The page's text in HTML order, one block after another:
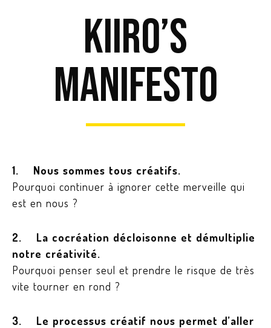
KIIRO’S
MANIFESTO
1. Nous sommes tous créatifs.
Pourquoi continuer à ignorer cette merveille qui
est en nous ?
2. La cocréation décloisonne et démultiplie
notre créativité.
Pourquoi penser seul et prendre le risque de très
vite tourner en rond ?
3. Le processus créatif nous permet d’aller